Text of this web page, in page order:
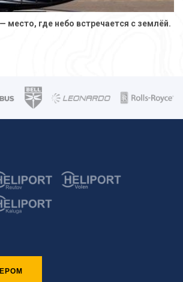
место, где небо встречается с землёй.